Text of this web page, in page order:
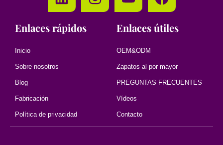
Enlaces rápidos
Inicio
Sobre nosotros
Blog
Fabricación
Política de privacidad
Enlaces útiles
OEM&ODM
Zapatos al por mayor
PREGUNTAS FRECUENTES
Vídeos
Contacto